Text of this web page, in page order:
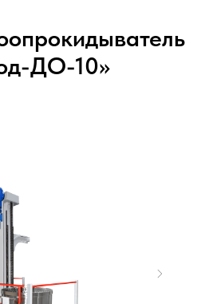
ДО-10»